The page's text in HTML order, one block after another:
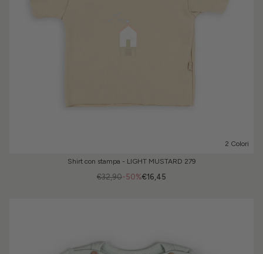
2 Colori
Shirt con stampa - LIGHT MUSTARD 279
-50%
€32,90 €16,45